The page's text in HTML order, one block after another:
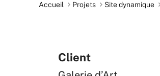
Accueil Projets Site dynamique
Client